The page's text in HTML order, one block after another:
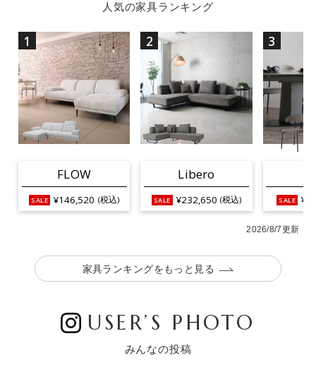
人気の家具ランキング
1
FLOW
¥146,520 (税込)
2
Libero
¥232,650 (税込)
3
2026/8/7更新
家具ランキングをもっと見る
USER’S PHOTO
みんなの投稿